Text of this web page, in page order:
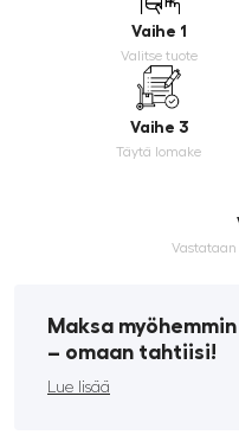
Vaihe 1
Valitse tuote
Vaihe 3
Täytä lomake
Vastataan
Maksa myöhemmin
­– omaan tahtiisi!
Lue lisää